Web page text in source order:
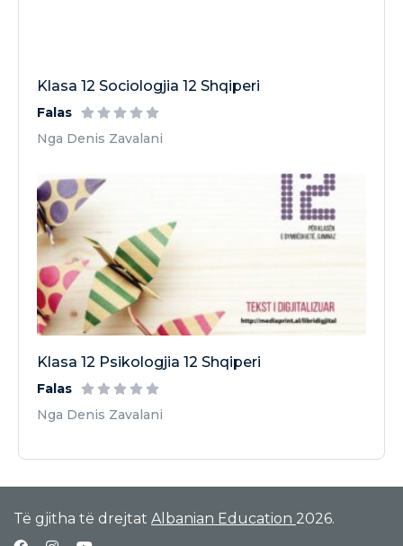
Klasa 12 Sociologjia 12 Shqiperi
Falas
Nga Denis Zavalani
Klasa 12 Psikologjia 12 Shqiperi
Falas
Nga Denis Zavalani
Të gjitha të drejtat Albanian Education 2026.